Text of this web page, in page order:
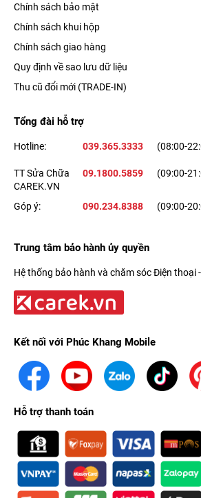
Chính sách bảo mật
Chính sách khui hộp
Chính sách giao hàng
Quy định về sao lưu dữ liệu
Thu cũ đổi mới (TRADE-IN)
Tổng đài hỗ trợ
Hotline: 039.365.3333 (08:00-
TT Sửa Chữa
CAREK.VN
09.1800.5859 (09:00-
Góp ý: 090.234.8388 (09:00-
Trung tâm bảo hành ủy quyền
Hệ thống bảo hành và chăm sóc Điện thoại
Kết nối với Phúc Khang Mobile
Hỗ trợ thanh toán